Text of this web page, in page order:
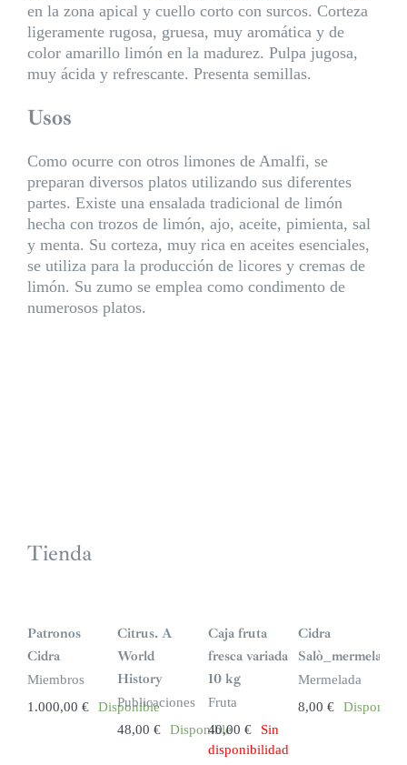
en la zona apical y cuello corto con surcos. Corteza
ligeramente rugosa, gruesa, muy aromática y de
color amarillo limón en la madurez. Pulpa jugosa,
muy ácida y refrescante. Presenta semillas.
Usos
Como ocurre con otros limones de Amalfi, se
preparan diversos platos utilizando sus diferentes
partes. Existe una ensalada tradicional de limón
hecha con trozos de limón, ajo, aceite, pimienta, sal
y menta. Su corteza, muy rica en aceites esenciales,
se utiliza para la producción de licores y cremas de
limón. Su zumo se emplea como condimento de
numerosos platos.
Tienda
Patronos
Cidra
Miembros
1.000,00 € Disponible
Citrus. A
World
History
Publicaciones
48,00€ Disponible
n
s
t
o
c
k
Caja fruta
fresca variada
10 kg
Fruta
40,00 €
Sin
disponibilidad
Cidra
Salò_mermelada
Mermelada
8,00€ Disponible